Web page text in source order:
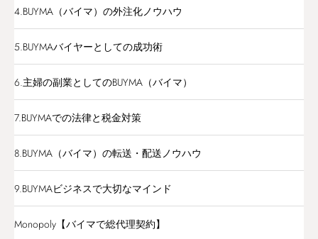
4.BUYMA（バイマ）の外注化ノウハウ
5.BUYMAバイヤーとしての成功術
6.主婦の副業としてのBUYMA（バイマ）
7.BUYMAでの法律と税金対策
8.BUYMA（バイマ）の転送・配送ノウハウ
9.BUYMAビジネスで大切なマインド
Monopoly【バイマで総代理契約】